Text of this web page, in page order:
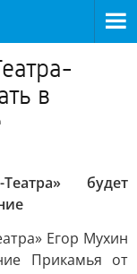
в
будет
Егор Мухин
Прикамья от